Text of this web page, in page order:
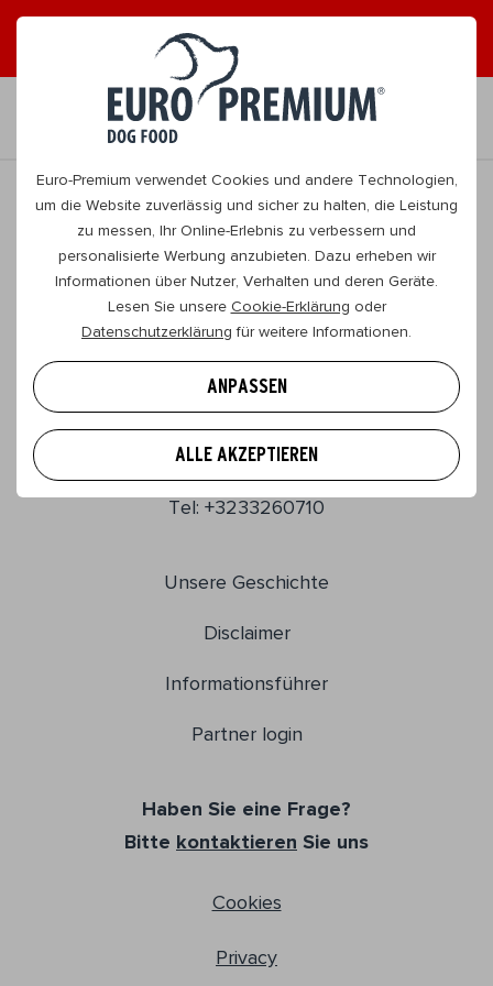
Euro-Premium verwendet Cookies und andere Technologien,
um die Website zuverlässig und sicher zu halten, die Leistung
zu messen, Ihr Online-Erlebnis zu verbessern und
personalisierte Werbung anzubieten. Dazu erheben wir
Informationen über Nutzer, Verhalten und deren Geräte.
Lesen Sie unsere Cookie-Erklärung oder
Datenschutzerklärung für weitere Informationen.
ANPASSEN
ALLE AKZEPTIEREN
DE
EURO PREMIUM
Wasserijstraat 25
2900, Schoten
Belgien
Tel: +3233260710
Unsere Geschichte
Disclaimer
Informationsführer
Partner login
Haben Sie eine Frage?
Bitte kontaktieren Sie uns
Cookies
Privacy